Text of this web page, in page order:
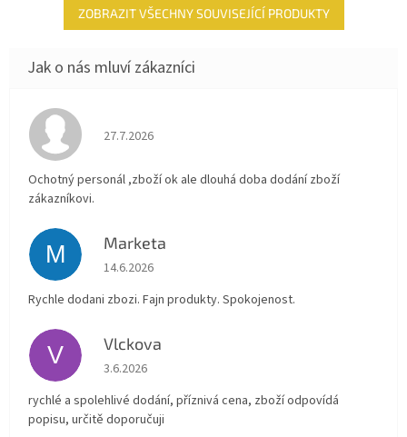
ZOBRAZIT VŠECHNY SOUVISEJÍCÍ PRODUKTY
Hodnocení obchodu je 4 z 5 hvězdiček.
27.7.2026
Ochotný personál ,zboží ok ale dlouhá doba dodání zboží
zákazníkovi.
M Marketa
Hodnocení obchodu je 5 z 5 hvězdiček.
14.6.2026
Rychle dodani zbozi. Fajn produkty. Spokojenost.
V Vlckova
Hodnocení obchodu je 5 z 5 hvězdiček.
3.6.2026
rychlé a spolehlivé dodání, příznivá cena, zboží odpovídá
popisu, určitě doporučuji